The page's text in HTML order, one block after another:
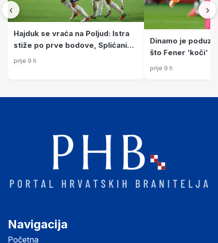
‹
Hajduk se vraća na Poljud: Istra
stiže po prve bodove, Splićani
traže prvu pobjedu. Evo gdje
prije 9 h
Dinamo je
što Fener ‘koči‘
Modri veći imaju
prije 9 h
›
Navigacija
Početna